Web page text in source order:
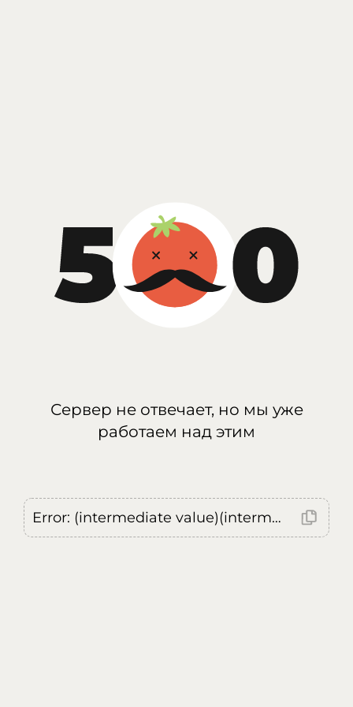
Сервер не отвечает, но мы уже
работаем над этим
Error: (intermediate value)(intermediate value)(intermediate value).replaceAll is not a function